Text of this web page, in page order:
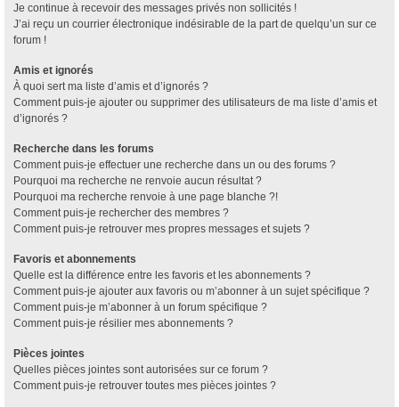
Je continue à recevoir des messages privés non sollicités !
J’ai reçu un courrier électronique indésirable de la part de quelqu’un sur ce
forum !
Amis et ignorés
À quoi sert ma liste d’amis et d’ignorés ?
Comment puis-je ajouter ou supprimer des utilisateurs de ma liste d’amis et
d’ignorés ?
Recherche dans les forums
Comment puis-je effectuer une recherche dans un ou des forums ?
Pourquoi ma recherche ne renvoie aucun résultat ?
Pourquoi ma recherche renvoie à une page blanche ?!
Comment puis-je rechercher des membres ?
Comment puis-je retrouver mes propres messages et sujets ?
Favoris et abonnements
Quelle est la différence entre les favoris et les abonnements ?
Comment puis-je ajouter aux favoris ou m’abonner à un sujet spécifique ?
Comment puis-je m’abonner à un forum spécifique ?
Comment puis-je résilier mes abonnements ?
Pièces jointes
Quelles pièces jointes sont autorisées sur ce forum ?
Comment puis-je retrouver toutes mes pièces jointes ?